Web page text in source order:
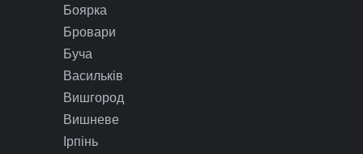
Боярка
Бровари
Буча
Васильків
Вишгород
Вишневе
Ірпінь